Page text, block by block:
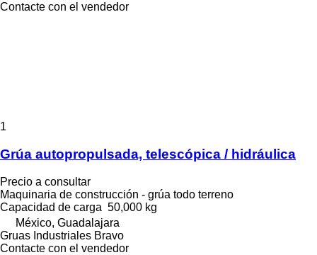
Contacte con el vendedor
1
Grúa autopropulsada, telescópica / hidráulica
Precio a consultar
Maquinaria de construcción - grúa todo terreno
Capacidad de carga 50,000 kg
México, Guadalajara
Gruas Industriales Bravo
Contacte con el vendedor